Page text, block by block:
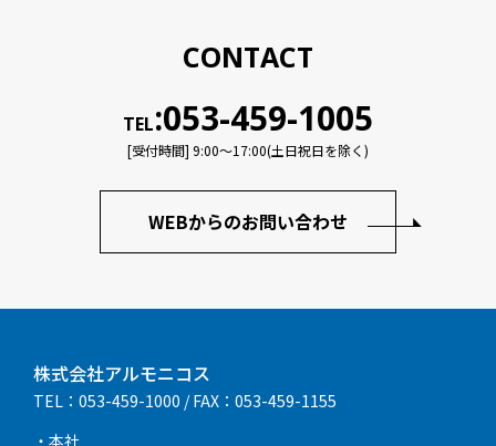
CONTACT
TEL:053-459-1005
[受付時間] 9:00〜17:00(土日祝日を除く)
WEBからのお問い合わせ
株式会社アルモニコス
TEL：053-459-1000 / FAX：053-459-1155
・本社